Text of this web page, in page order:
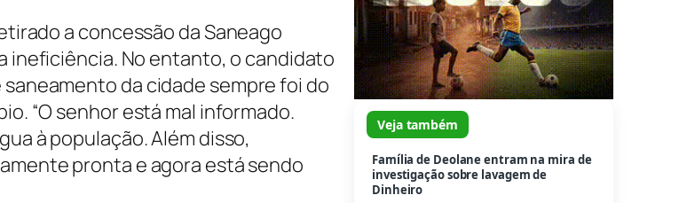
a concessão da Saneago
ineficiência. No entanto, o candidato
da cidade sempre foi do
“O senhor está mal informado.
à população. Além disso,
pronta e agora está sendo
Veja também
Família de Deolane entram na mira de
investigação sobre lavagem de
Dinheiro